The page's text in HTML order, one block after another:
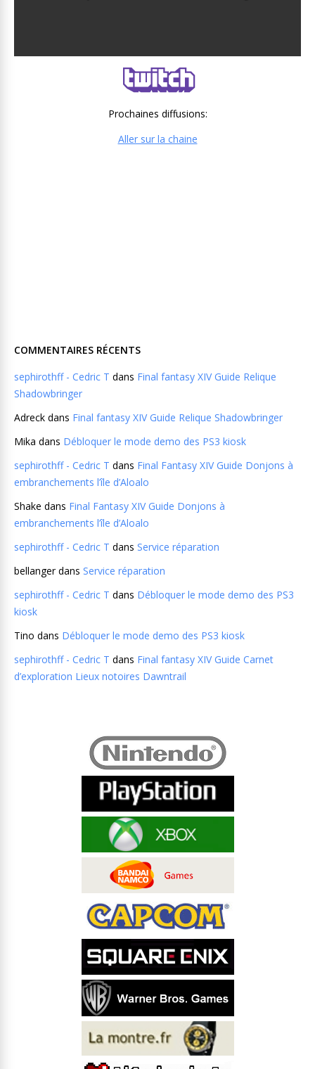
Prochaines diffusions:
Aller sur la chaine
COMMENTAIRES RÉCENTS
sephirothff - Cedric T dans Final fantasy XIV Guide Relique
Shadowbringer
Adreck dans Final fantasy XIV Guide Relique Shadowbringer
Mika dans Débloquer le mode demo des PS3 kiosk
sephirothff - Cedric T dans Final Fantasy XIV Guide Donjons à
embranchements l’île d’Aloalo
Shake dans Final Fantasy XIV Guide Donjons à
embranchements l’île d’Aloalo
sephirothff - Cedric T dans Service réparation
bellangerdans Service réparation
sephirothff - Cedric T dans Débloquer le mode demo des PS3
kiosk
Tino dans Débloquer le mode demo des PS3 kiosk
sephirothff - Cedric T dans Final fantasy XIV Guide Carnet
d’exploration Lieux notoires Dawntrail